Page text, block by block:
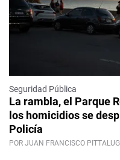
Seguridad Pública
La rambla, el Parque
los homicidios se
Policía
POR JUAN FRANCISCO